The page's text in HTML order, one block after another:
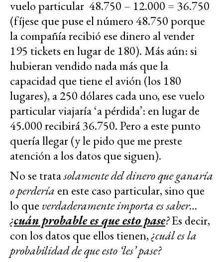
vuelo particular 48.750 – 12.000 = 36.750
(fíjese que puse el número 48.750 porque
la compañía recibió ese dinero al vender
195 tickets en lugar de 180). Más aún: si
hubieran vendido nada más que la
capacidad que tiene el avión (los 180
lugares), a 250 dólares cada uno, ese vuelo
particular viajaría ‘a pérdida’: en lugar de
45.000 recibirá 36.750. Pero a este punto
quería llegar (y le pido que me preste
atención a los datos que siguen).
No se tratasolamente del dinero que ganaría
o perdería en este caso particular, sino que
lo que verdaderamente importa es saber…
¿cuán probable es que esto pase?Es decir,
con los datos que ellos tienen,¿cuál es la
probabilidad de que esto ‘les’ pase?